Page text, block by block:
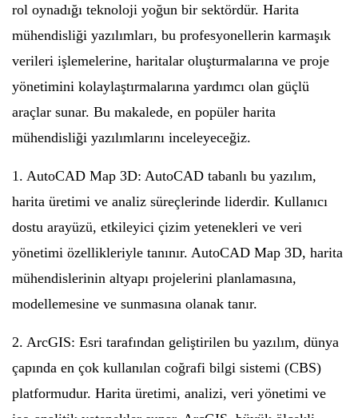
rol oynadığı teknoloji yoğun bir sektördür. Harita
mühendisliği yazılımları, bu profesyonellerin karmaşık
verileri işlemelerine, haritalar oluşturmalarına ve proje
yönetimini kolaylaştırmalarına yardımcı olan güçlü
araçlar sunar. Bu makalede, en popüler harita
mühendisliği yazılımlarını inceleyeceğiz.
1. AutoCAD Map 3D: AutoCAD tabanlı bu yazılım,
harita üretimi ve analiz süreçlerinde liderdir. Kullanıcı
dostu arayüzü, etkileyici çizim yetenekleri ve veri
yönetimi özellikleriyle tanınır. AutoCAD Map 3D, harita
mühendislerinin altyapı projelerini planlamasına,
modellemesine ve sunmasına olanak tanır.
2. ArcGIS: Esri tarafından geliştirilen bu yazılım, dünya
çapında en çok kullanılan coğrafi bilgi sistemi (CBS)
platformudur. Harita üretimi, analizi, veri yönetimi ve